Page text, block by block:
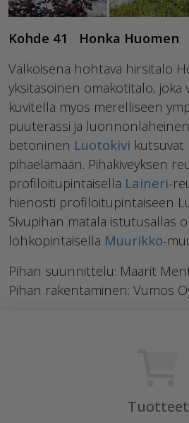
Kohde 41 Honka Huomen
Valkoisena hohtava hirsitalo
yksitasoinen omakotitalo, joka
kuvitella myös merelliseen
puuterassi ja luonnonläheinen
betoninen Luotokivi
pihaelämään. Pihakiveyksen
profiloitupintaisella Laineri-
hienosti profiloitupintaiseen
Sivupihan matala istutusallas
lohkopintaisella Muurikko-
Pihan suunnittelu: Maarit
Pihan rakentaminen: Vumos
Tuotteet